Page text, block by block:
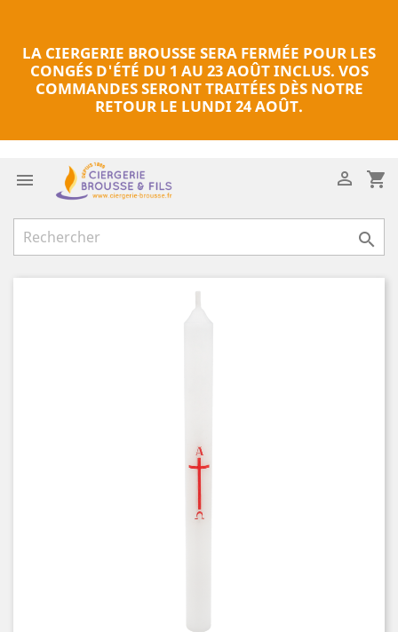
LA CIERGERIE BROUSSE SERA FERMÉE POUR LES
CONGÉS D'ÉTÉ DU 1 AU 23 AOÛT INCLUS. VOS
COMMANDES SERONT TRAITÉES DÈS NOTRE
RETOUR LE LUNDI 24 AOÛT.
 shopping_cart

